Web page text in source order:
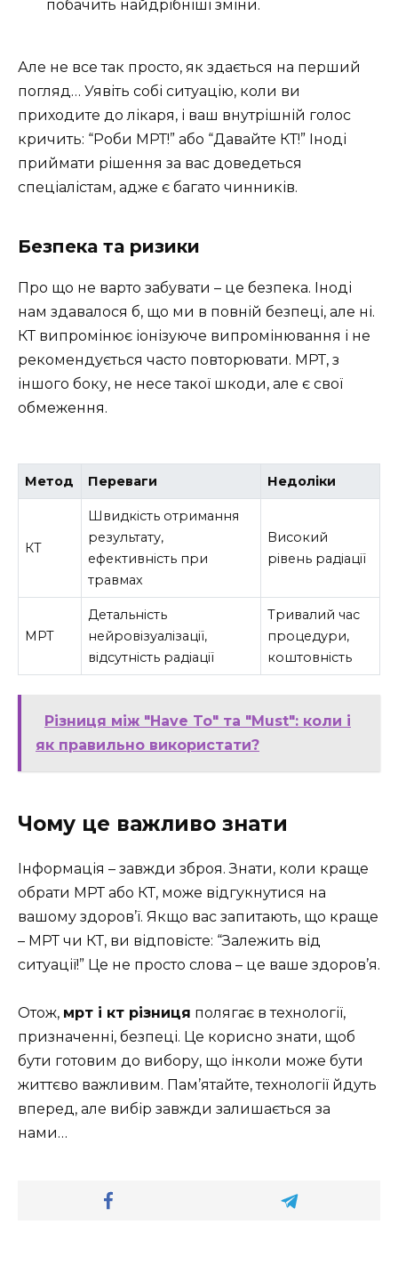
побачить найдрібніші зміни.
Але не все так просто, як здається на перший
погляд… Уявіть собі ситуацію, коли ви
приходите до лікаря, і ваш внутрішній голос
кричить: “Роби МРТ!” або “Давайте КТ!” Іноді
приймати рішення за вас доведеться
спеціалістам, адже є багато чинників.
Безпека та ризики
Про що не варто забувати – це безпека. Іноді
нам здавалося б, що ми в повній безпеці, але ні.
КТ випромінює іонізуюче випромінювання і не
рекомендується часто повторювати. МРТ, з
іншого боку, не несе такої шкоди, але є свої
обмеження.
Метод Переваги Недоліки
КТ
Швидкість отримання
результату,
ефективність при
травмах
Високий
рівень радіації
МРТ
Детальність
нейровізуалізації,
відсутність радіації
Тривалий час
процедури,
коштовність
Різниця між "Have To" та "Must": коли і
як правильно використати?
Чому це важливо знати
Інформація – завжди зброя. Знати, коли краще
обрати МРТ або КТ, може відгукнутися на
вашому здоров’ї. Якщо вас запитають, що краще
– МРТ чи КТ, ви відповісте: “Залежить від
ситуації!” Це не просто слова – це ваше здоров’я.
Отож, мрт і кт різниця полягає в технології,
призначенні, безпеці. Це корисно знати, щоб
бути готовим до вибору, що інколи може бути
життєво важливим. Пам’ятайте, технології йдуть
вперед, але вибір завжди залишається за
нами…